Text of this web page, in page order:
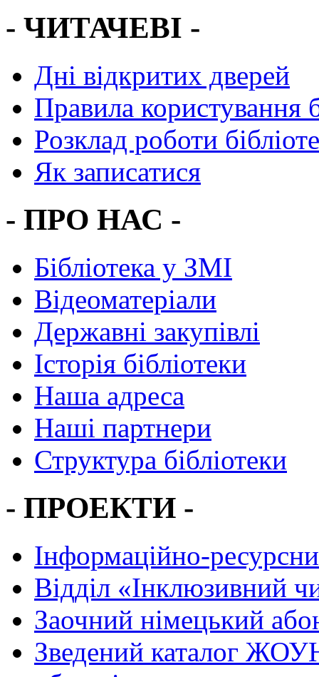
- ЧИТАЧЕВІ -
Дні відкритих дверей
Правила користування
Розклад роботи
Як записатися
- ПРО НАС -
Бібліотека у ЗМІ
Відеоматеріали
Державні закупівлі
Історія бібліотеки
Наша адреса
Наші партнери
Структура бібліотеки
- ПРОЕКТИ -
Інформаційно-
Вiддiл «Інклюзивний
Заочний німецький
Зведений каталог